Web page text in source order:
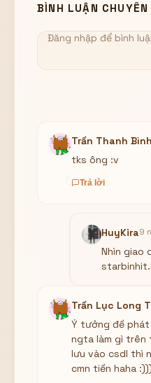
BÌNH LUẬN CHUYÊN
Trần Thanh Bình
tks ông :v
Trả lời
HuyKira9
Nhìn giao
Trần Lục Long
Ý tưởng đề phát
ngta làm gì trên
lưu vào csdl thì
cmn tiền haha :)))